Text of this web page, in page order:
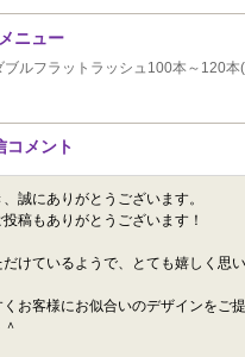
ニュー
ブルフラットラッシュ100本～120
コメント
誠にありがとうございます。
稿もありがとうございます！
けているようで、とても嬉しく思い
お客様にお似合いのデザインをご